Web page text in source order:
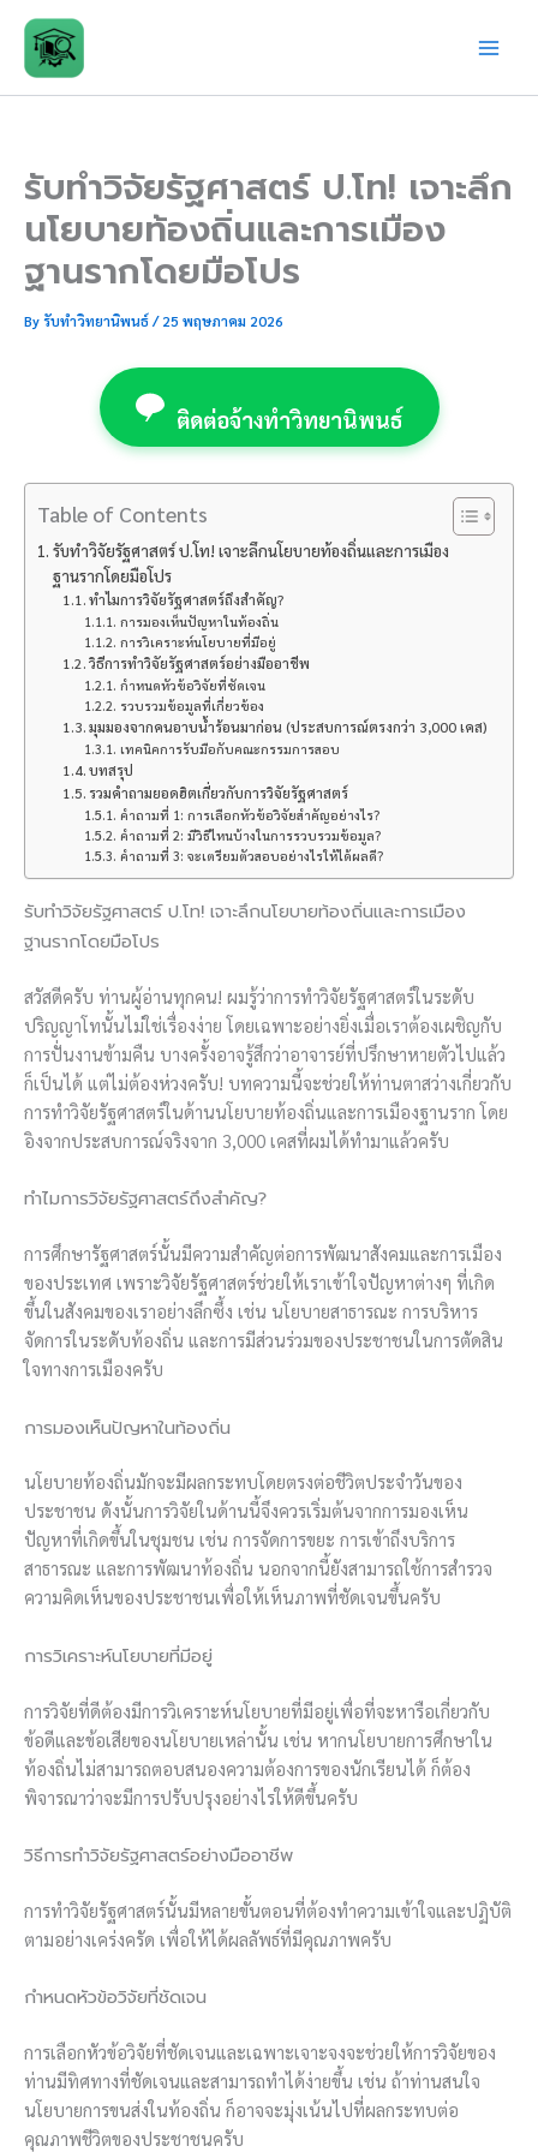
content
รับทำวิจัยรัฐศาสตร์ ป.โท! เจาะลึก
นโยบายท้องถิ่นและการเมือง
ฐานรากโดยมือโปร
Byรับทำวิทยานิพนธ์/25 พฤษภาคม 2026
ติดต่อจ้างทำวิทยานิพนธ์
Table of Contents
รับทำวิจัยรัฐศาสตร์ ป.โท! เจาะลึกนโยบายท้องถิ่นและการเมือง
ฐานรากโดยมือโปร
ทำไมการวิจัยรัฐศาสตร์ถึงสำคัญ?
การมองเห็นปัญหาในท้องถิ่น
การวิเคราะห์นโยบายที่มีอยู่
วิธีการทำวิจัยรัฐศาสตร์อย่างมืออาชีพ
กำหนดหัวข้อวิจัยที่ชัดเจน
รวบรวมข้อมูลที่เกี่ยวข้อง
มุมมองจากคนอาบน้ำร้อนมาก่อน (ประสบการณ์ตรงกว่า 3,000 เคส)
เทคนิคการรับมือกับคณะกรรมการสอบ
บทสรุป
รวมคำถามยอดฮิตเกี่ยวกับการวิจัยรัฐศาสตร์
คำถามที่ 1: การเลือกหัวข้อวิจัยสำคัญอย่างไร?
คำถามที่ 2: มีวิธีไหนบ้างในการรวบรวมข้อมูล?
คำถามที่ 3: จะเตรียมตัวสอบอย่างไรให้ได้ผลดี?
รับทำวิจัยรัฐศาสตร์ ป.โท! เจาะลึกนโยบายท้องถิ่นและการเมือง
ฐานรากโดยมือโปร
สวัสดีครับ ท่านผู้อ่านทุกคน! ผมรู้ว่าการทำวิจัยรัฐศาสตร์ในระดับ
ปริญญาโทนั้นไม่ใช่เรื่องง่าย โดยเฉพาะอย่างยิ่งเมื่อเราต้องเผชิญกับ
การปั่นงานข้ามคืน บางครั้งอาจรู้สึกว่าอาจารย์ที่ปรึกษาหายตัวไปแล้ว
ก็เป็นได้ แต่ไม่ต้องห่วงครับ! บทความนี้จะช่วยให้ท่านตาสว่างเกี่ยวกับ
การทำวิจัยรัฐศาสตร์ในด้านนโยบายท้องถิ่นและการเมืองฐานราก โดย
อิงจากประสบการณ์จริงจาก 3,000 เคสที่ผมได้ทำมาแล้วครับ
ทำไมการวิจัยรัฐศาสตร์ถึงสำคัญ?
การศึกษารัฐศาสตร์นั้นมีความสำคัญต่อการพัฒนาสังคมและการเมือง
ของประเทศ เพราะวิจัยรัฐศาสตร์ช่วยให้เราเข้าใจปัญหาต่างๆ ที่เกิด
ขึ้นในสังคมของเราอย่างลึกซึ้ง เช่น นโยบายสาธารณะ การบริหาร
จัดการในระดับท้องถิ่น และการมีส่วนร่วมของประชาชนในการตัดสิน
ใจทางการเมืองครับ
การมองเห็นปัญหาในท้องถิ่น
นโยบายท้องถิ่นมักจะมีผลกระทบโดยตรงต่อชีวิตประจำวันของ
ประชาชน ดังนั้นการวิจัยในด้านนี้จึงควรเริ่มต้นจากการมองเห็น
ปัญหาที่เกิดขึ้นในชุมชน เช่น การจัดการขยะ การเข้าถึงบริการ
สาธารณะ และการพัฒนาท้องถิ่น นอกจากนี้ยังสามารถใช้การสำรวจ
ความคิดเห็นของประชาชนเพื่อให้เห็นภาพที่ชัดเจนขึ้นครับ
การวิเคราะห์นโยบายที่มีอยู่
การวิจัยที่ดีต้องมีการวิเคราะห์นโยบายที่มีอยู่เพื่อที่จะหารือเกี่ยวกับ
ข้อดีและข้อเสียของนโยบายเหล่านั้น เช่น หากนโยบายการศึกษาใน
ท้องถิ่นไม่สามารถตอบสนองความต้องการของนักเรียนได้ ก็ต้อง
พิจารณาว่าจะมีการปรับปรุงอย่างไรให้ดีขึ้นครับ
วิธีการทำวิจัยรัฐศาสตร์อย่างมืออาชีพ
การทำวิจัยรัฐศาสตร์นั้นมีหลายขั้นตอนที่ต้องทำความเข้าใจและปฏิบัติ
ตามอย่างเคร่งครัด เพื่อให้ได้ผลลัพธ์ที่มีคุณภาพครับ
กำหนดหัวข้อวิจัยที่ชัดเจน
การเลือกหัวข้อวิจัยที่ชัดเจนและเฉพาะเจาะจงจะช่วยให้การวิจัยของ
ท่านมีทิศทางที่ชัดเจนและสามารถทำได้ง่ายขึ้น เช่น ถ้าท่านสนใจ
นโยบายการขนส่งในท้องถิ่น ก็อาจจะมุ่งเน้นไปที่ผลกระทบต่อ
คุณภาพชีวิตของประชาชนครับ